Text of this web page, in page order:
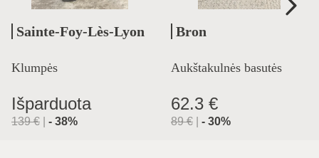
Sainte-Foy-Lès-Lyon
Klumpės
Išparduota
139€ - 38%
Bron
Aukštakulnės basutės
62.3 €
89€ - 30%